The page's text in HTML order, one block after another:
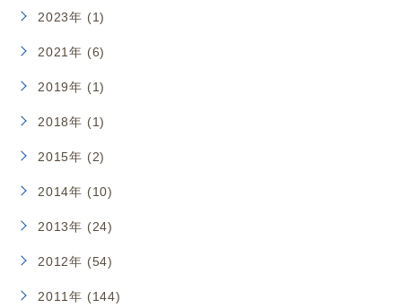
2023年 (1)
2021年 (6)
2019年 (1)
2018年 (1)
2015年 (2)
2014年 (10)
2013年 (24)
2012年 (54)
2011年 (144)